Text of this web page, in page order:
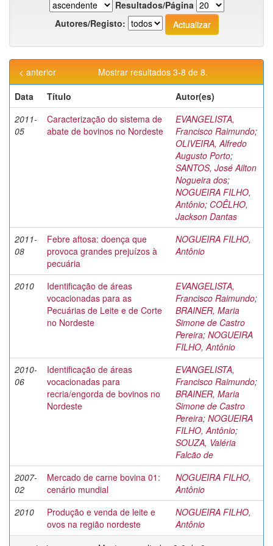
Resultados/Página
Autores/Registo:
Mostrar resultados 3-8 de 8.
< anterior
Data
Título
Autor(es)
2011-
05
Caracterização do sistema de
abate de bovinos no Nordeste
EVANGELISTA,
Francisco Raimundo;
OLIVEIRA, Alfredo
Augusto Porto;
SANTOS, José Ailton
Nogueira dos;
NOGUEIRA FILHO,
Antônio; COÊLHO,
Jackson Dantas
2011-
08
Febre aftosa: doença que
provoca grandes prejuízos à
pecuária
NOGUEIRA FILHO,
Antônio
2010
Identificação de áreas
vocacionadas para as
Pecuárias de Leite e de Corte
no Nordeste
EVANGELISTA,
Francisco Raimundo;
BRAINER, Maria
Simone de Castro
Pereira; NOGUEIRA
FILHO, Antônio
2010-
06
Identificação de áreas
vocacionadas para
recria/engorda de bovinos no
Nordeste
EVANGELISTA,
Francisco Raimundo;
BRAINER, Maria
Simone de Castro
Pereira; NOGUEIRA
FILHO, Antônio;
SOUZA, Valéria
Falcão de
2007-
02
Mercado de carne bovina 01:
cenário mundial
NOGUEIRA FILHO,
Antônio
2010
Produção e venda de leite e
ovos na região nordeste
NOGUEIRA FILHO,
Antônio